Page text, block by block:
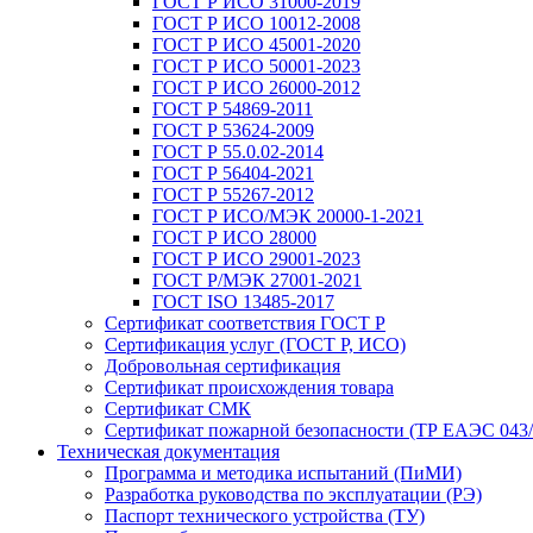
ГОСТ Р ИСО 10012-2008
ГОСТ Р ИСО 45001-2020
ГОСТ Р ИСО 50001-2023
ГОСТ Р ИСО 26000-2012
ГОСТ Р 54869-2011
ГОСТ Р 53624-2009
ГОСТ Р 55.0.02-2014
ГОСТ Р 56404-2021
ГОСТ Р 55267-2012
ГОСТ Р ИСО/МЭК 20000-1-2021
ГОСТ Р ИСО 28000
ГОСТ Р ИСО 29001-2023
ГОСТ Р/МЭК 27001-2021
ГОСТ ISO 13485-2017
Сертификат соответствия ГОСТ Р
Сертификация услуг (ГОСТ Р, ИСО)
Добровольная сертификация
Сертификат происхождения товара
Сертификат СМК
Сертификат пожарной безопасности (ТР ЕАЭС
Техническая документация
Программа и методика испытаний (ПиМИ)
Разработка руководства по эксплуатации (РЭ)
Паспорт технического устройства (ТУ)